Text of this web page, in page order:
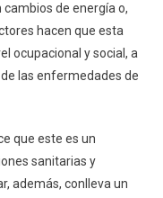
de energía o,
hacen que esta
ocupacional y social, a
las enfermedades de
que este es un
sanitarias y
además, conlleva un